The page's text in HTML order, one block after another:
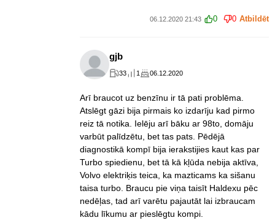
06.12.2020 21:43 0 0 Atbildēt
gjb
33 1 06.12.2020
Arī braucot uz benzīnu ir tā pati problēma.
Atslēgt gāzi bija pirmais ko izdarīju kad pirmo
reiz tā notika. Ielēju arī bāku ar 98to, domāju
varbūt palīdzētu, bet tas pats. Pēdējā
diagnostikā kompī bija ierakstijies kaut kas par
Turbo spiedienu, bet tā kā kļūda nebija aktīva,
Volvo elektriķis teica, ka mazticams ka sišanu
taisa turbo. Braucu pie viņa taisīt Haldexu pēc
nedēļas, tad arī varētu pajautāt lai izbraucam
kādu līkumu ar pieslēgtu kompi.